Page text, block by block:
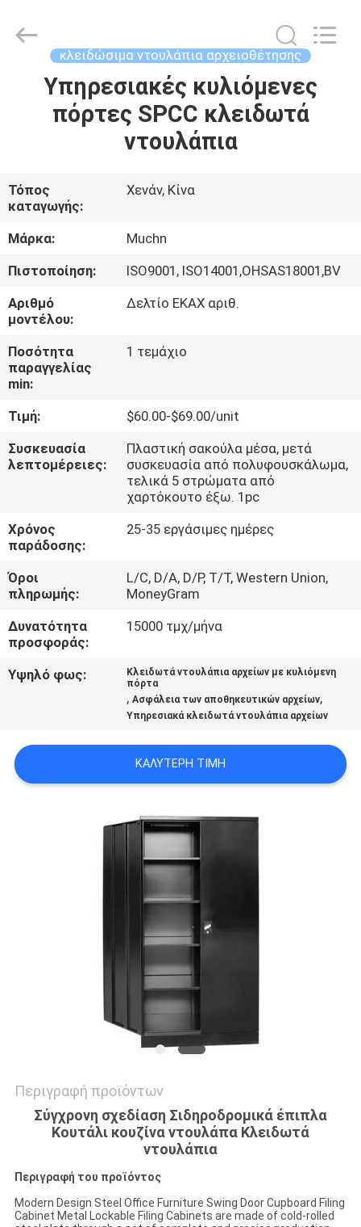
ΣΠΊΤΙ
ΠΕΡΊΠΟΥ
ΕΜΕΊΣ
ΓΎΡΟΣ
ΕΡΓΟΣΤΑΣΊΩΝ
ΠΟΙΟΤΙΚΌΣ
ΈΛΕΓΧΟΣ
ΜΑΣ
ΕΛΆΤΕ
ΜΕ
ΕΙΔΉΣΕΙΣ
ΖΗΤΉΣΤΕ
ΈΝΑ
ΑΠΌΣΠΑΣΜΑ
SITEMAP
κλειδώσιμα ντουλάπια αρχειοθέτησης
Υπηρεσιακές κυλιόμενες
πόρτες SPCC κλειδωτά
ντουλάπια
Τόπος
καταγωγής:
Χενάν, Κίνα
Μάρκα:
Muchn
Πιστοποίηση:
ISO9001, ISO14001,OHSAS18001,BV
Αριθμό
μοντέλου:
Δελτίο ΕΚΑΧ αριθ.
Ποσότητα
παραγγελίας
min:
1 τεμάχιο
Τιμή:
$60.00-$69.00/unit
Συσκευασία
λεπτομέρειες:
Πλαστική σακούλα μέσα, μετά
συσκευασία από πολυφουσκάλωμα,
τελικά 5 στρώματα από
χαρτόκουτο έξω. 1pc
Χρόνος
παράδοσης:
25-35 εργάσιμες ημέρες
Όροι
πληρωμής:
L/C, D/A, D/P, T/T, Western Union,
MoneyGram
Δυνατότητα
προσφοράς:
15000 τμχ/μήνα
Υψηλό φως:
Κλειδωτά ντουλάπια αρχείων με κυλιόμενη
πόρτα
,Ασφάλεια των αποθηκευτικών αρχείων,
Υπηρεσιακά κλειδωτά ντουλάπια αρχείων
ΚΑΛΎΤΕΡΗ ΤΙΜΉ
Περιγραφή προϊόντων
Σύγχρονη σχεδίαση Σιδηροδρομικά έπιπλα
Κουτάλι κουζίνα ντουλάπα Κλειδωτά
ντουλάπια
Περιγραφή του προϊόντος
Modern Design Steel Office Furniture Swing Door Cupboard Filing
Cabinet Metal Lockable Filing Cabinets are made of cold-rolled